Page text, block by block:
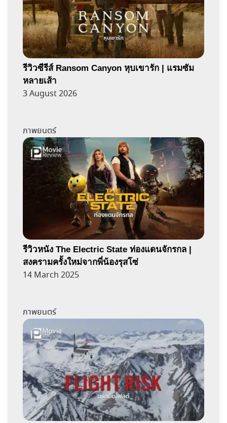
รีวิวซีรีส์ Ransom Canyon หุบเขารัก | แรมซัม
หลายเส้า
3 August 2026
ภาพยนตร์
รีวิวหนัง The Electric State ท่องแดนจักรกล |
สงครามครั้งใหม่จากพี่น้องรุสโซ่
14 March 2025
ภาพยนตร์